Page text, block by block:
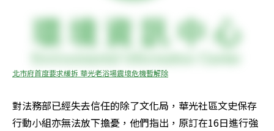
北市府首度要求緩拆 華光老浴場震壞危機暫解除
對法務部已經失去信任的除了文化局，華光社區文史保存
行動小組亦無法放下擔憂，他們指出，原訂在16日進行強